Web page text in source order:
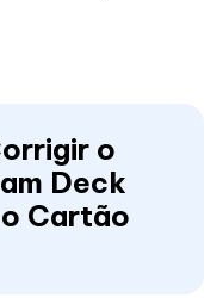
o
Deck
Cartão